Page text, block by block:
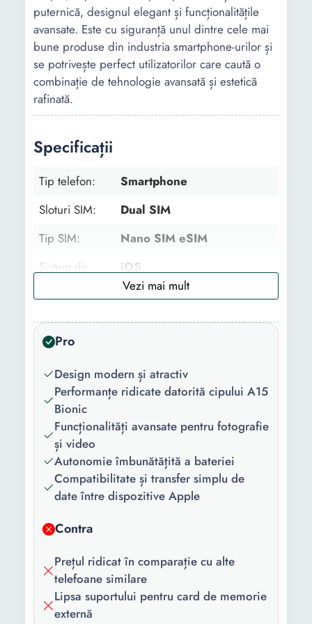
puternică, designul elegant și funcționalitățile
avansate. Este cu siguranță unul dintre cele mai
bune produse din industria smartphone-urilor și
se potrivește perfect utilizatorilor care caută o
combinație de tehnologie avansată și estetică
rafinată.
Specificații
Tip telefon:
Smartphone
Sloturi SIM:
Dual SIM
Tip SIM:
Nano SIM eSIM
Sistem de
iOS
Bluetooth:
Versiune
sistem
operare:
Model
procesor:
Apple A15 Bionic
Giroscop Busola
Recunoastere faciala
Senzor de proximitate
Pro
Design modern și atractiv
Performanțe ridicate datorită cipului A15
Bionic
Funcționalități avansate pentru fotografie
și video
Autonomie îmbunătățită a bateriei
Compatibilitate și transfer simplu de
date între dispozitive Apple
Contra
Prețul ridicat în comparație cu alte
telefoane similare
Lipsa suportului pentru card de memorie
externă